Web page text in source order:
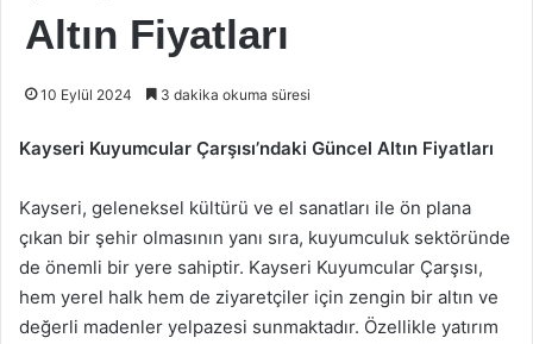
Altın Fiyatları
10 Eylül 2024 3 dakika okuma süresi
Kayseri Kuyumcular Çarşısı’ndaki Güncel Altın Fiyatları
Kayseri, geleneksel kültürü ve el sanatları ile ön plana
çıkan bir şehir olmasının yanı sıra, kuyumculuk sektöründe
de önemli bir yere sahiptir. Kayseri Kuyumcular Çarşısı,
hem yerel halk hem de ziyaretçiler için zengin bir altın ve
değerli madenler yelpazesi sunmaktadır. Özellikle yatırım